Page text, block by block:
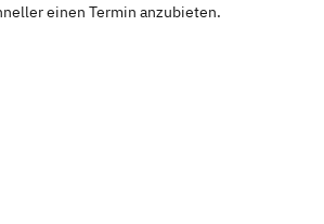
einen Termin anzubieten.